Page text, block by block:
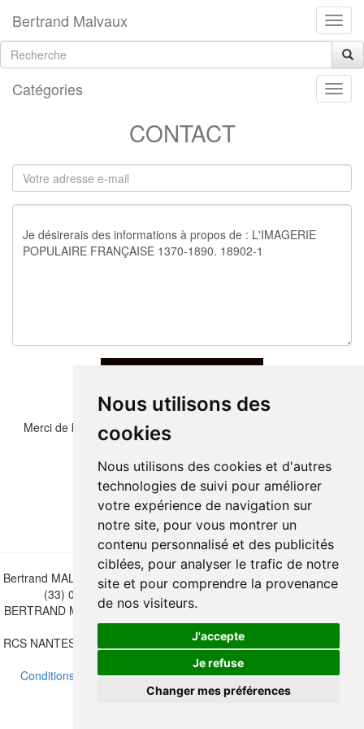
Nous utilisons des
cookies
Nous utilisons des cookies et d'autres
technologies de suivi pour améliorer
votre expérience de navigation sur
notre site, pour vous montrer un
contenu personnalisé et des publicités
ciblées, pour analyser le trafic de notre
site et pour comprendre la provenance
de nos visiteurs.
J'accepte
Je refuse
Changer mes préférences
Bertrand Malvaux
Catégories
CONTACT
Merci de bien vouloir recopier les chiffres et lettre ci-dessous :
Bertrand MALVAUX - 22 rue Crébillon, 44000 Nantes - FRANCE - Tél.
(33) 02 40 733 600 — bertrand.malvaux@wanadoo.fr
BERTRAND MALVAUX - ÉDITIONS DU CANONNIER SARL au capital
de 47.000 EUROS
RCS NANTES B 442 295 077 - N° INTRACOMMUNAUTAIRE CEE FR
30 442 295 077
Conditions de vente-Mettre à jour vos préférences de cookies